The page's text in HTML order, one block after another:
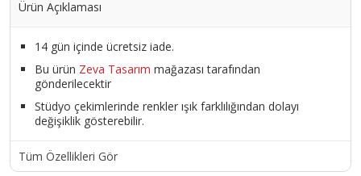
Ürün Açıklaması
14 gün içinde ücretsiz iade.
Bu ürün Zeva Tasarım mağazası tarafından
gönderilecektir
Stüdyo çekimlerinde renkler ışık farklılığından dolayı
değişiklik gösterebilir.
Tüm Özellikleri Gör